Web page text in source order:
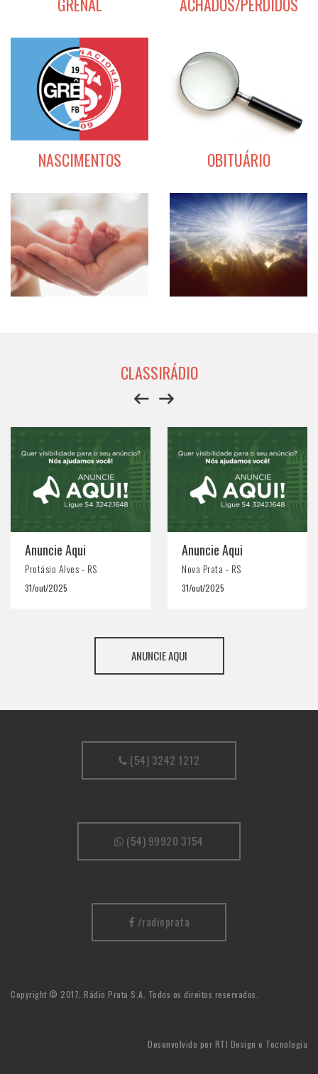
NASCIMENTOS OBITUÁRIO
CLASSIRÁDIO
Anuncie Aqui
Protásio Alves - RS
31/out/2025
Anuncie Aqui
Nova Prata - RS
31/out/2025
ANUNCIE AQUI
(54) 3242 1212
(54) 99920 3154
/radioprata
Copyright © 2017, Rádio Prata S.A. Todos os direitos reservados.
Desenvolvido por RTI Design e Tecnologia